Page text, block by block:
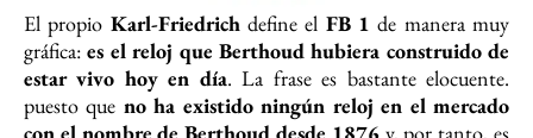
El propio Karl-Friedrichdefine el FB 1 de manera muy
gráfica: es el reloj que Berthoud hubiera construido de
estar vivo hoy en día. La frase es bastante elocuente.
puesto que no ha existido ningún reloj en el mercado